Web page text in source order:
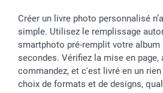
Créer un livre photo personnalisé
simple. Utilisez le remplissage
smartphoto pré-remplit votre album
secondes. Vérifiez la mise en page,
commandez, et c'est livré en un rien
choix de formats et de designs,